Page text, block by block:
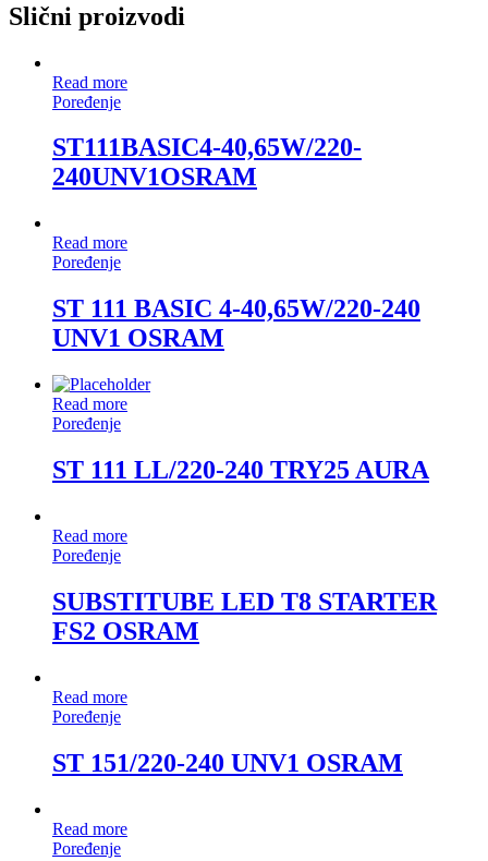
Slični proizvodi
Read more
Poređenje
ST111BASIC4-40,65W/220-
240UNV1OSRAM
Read more
Poređenje
ST 111 BASIC 4-40,65W/220-240
UNV1 OSRAM
Read more
Poređenje
ST 111 LL/220-240 TRY25 AURA
Read more
Poređenje
SUBSTITUBE LED T8 STARTER
FS2 OSRAM
Read more
Poređenje
ST 151/220-240 UNV1 OSRAM
Read more
Poređenje